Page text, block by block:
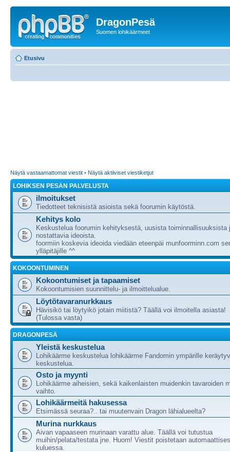
DragonPesä
Suomen lohikäärmeet
Etusivu
Näytä vastaamattomat viestit • Näytä aktiiviset viestiketjut
LOHIKSEN PESÄN PALVELUSTA
ilmoitukset
Tiedotteet teknisistä asioista sekä foorumin käytöstä.
Kehitys kolo
Keskustelua foorumin kehityksestä, uusista toiminnallisuuksista
nostattavia ideoista.
foormiin koskevia ideoida viedään eteenpäi munfoorminn.com
ylläpitäjille ^^
KOKOONTUMINEN
Kokoontumiset ja tapaamiset
Kokoontumisien suunnittelu- ja ilmoittelualue.
Löytötavaranurkkaus
Hävisikö tai löytyikö jotain miitistä? Täällä voi ilmoitella asiasta!
(Tulossa vasta)
DRAGONPESÄ
Yleistä keskustelua
Lohikäärme keskustelua lohikäärme Fandomin ympärille
keskustelua.
Osto ja myynti
Lohikäärme aiheisien, sekä kaikenlaisten muidenkin tavaroiden
vaihto.
Lohikäärmeitä hakusessa
Etsimässä seuraa?.. tai muutenvain Dragon lähialueelta?
Murina nurkkaus
Aivan vapaaseen murinaan varattu alue. Täällä voi tutustua
muihin/pelata/testata jne. Huom! Viestit poistetaan
kuluessa.